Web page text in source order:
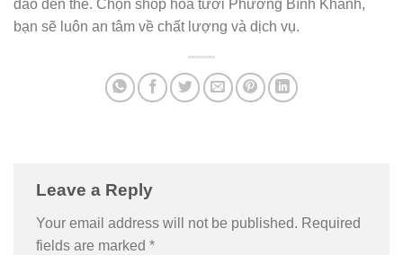
đáo đến thế. Chọn shop hoa tươi Phường Bình Khánh,
bạn sẽ luôn an tâm về chất lượng và dịch vụ.
Leave a Reply
Your email address will not be published. Required
fields are marked *